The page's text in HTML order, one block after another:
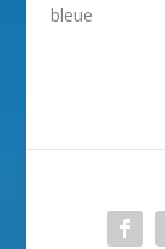
bleue